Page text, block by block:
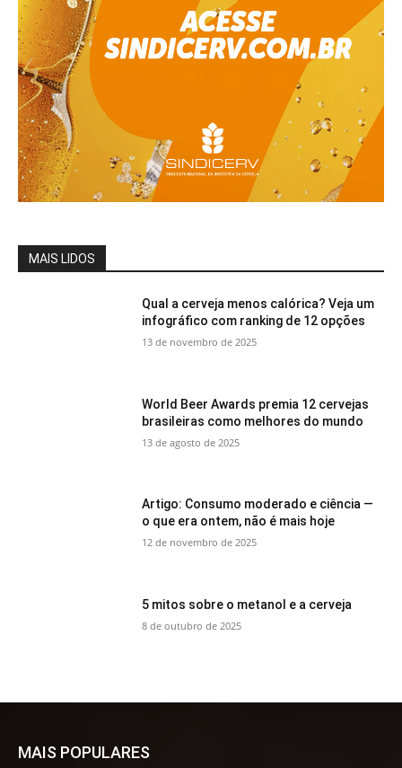
MAIS LIDOS
Qual a cerveja menos calórica? Veja um
infográfico com ranking de 12 opções
13 de novembro de 2025
World Beer Awards premia 12 cervejas
brasileiras como melhores do mundo
13 de agosto de 2025
Artigo: Consumo moderado e ciência —
o que era ontem, não é mais hoje
12 de novembro de 2025
5 mitos sobre o metanol e a cerveja
8 de outubro de 2025
MAIS POPULARES